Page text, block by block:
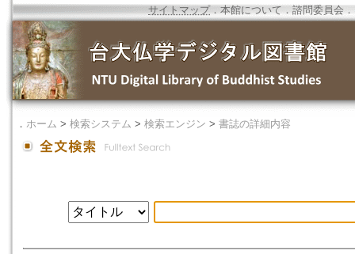
サイトマップ．本館について ． 諮問委員会 ．
． ホーム > 検索システム > 検索エンジン > 書誌の詳細内容